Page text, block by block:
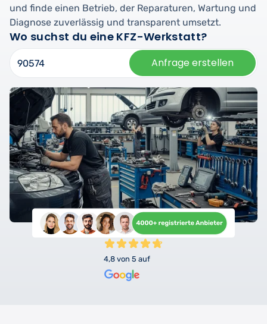
und finde einen Betrieb, der Reparaturen, Wartung und
Diagnose zuverlässig und transparent umsetzt.
Wo suchst du eine KFZ-Werkstatt?
Anfrage erstellen
4,8 von 5 auf